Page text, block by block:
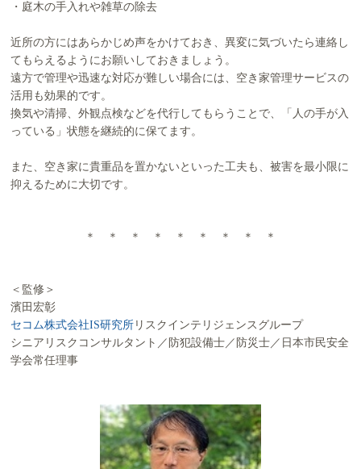
・庭木の手入れや雑草の除去
近所の方にはあらかじめ声をかけておき、異変に気づいたら連絡し
てもらえるようにお願いしておきましょう。
遠方で管理や迅速な対応が難しい場合には、空き家管理サービスの
活用も効果的です。
換気や清掃、外観点検などを代行してもらうことで、「人の手が入
っている」状態を継続的に保てます。
また、空き家に貴重品を置かないといった工夫も、被害を最小限に
抑えるために大切です。
＊ ＊ ＊ ＊ ＊ ＊ ＊ ＊ ＊
＜監修＞
濱田宏彰
セコム株式会社IS研究所 リスクインテリジェンスグループ
シニアリスクコンサルタント／防犯設備士／防災士／日本市民安全
学会常任理事